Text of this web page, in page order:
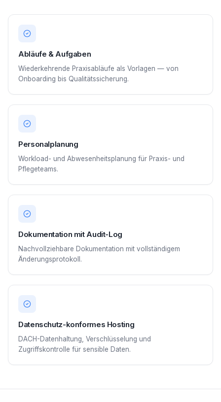
Abläufe & Aufgaben
Wiederkehrende Praxisabläufe als Vorlagen — von
Onboarding bis Qualitätssicherung.
Personalplanung
Workload- und Abwesenheitsplanung für Praxis- und
Pflegeteams.
Dokumentation mit Audit-Log
Nachvollziehbare Dokumentation mit vollständigem
Änderungsprotokoll.
Datenschutz-konformes Hosting
DACH-Datenhaltung, Verschlüsselung und
Zugriffskontrolle für sensible Daten.